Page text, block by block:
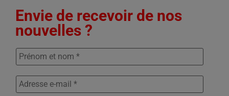
Envie de recevoir de nos
nouvelles ?